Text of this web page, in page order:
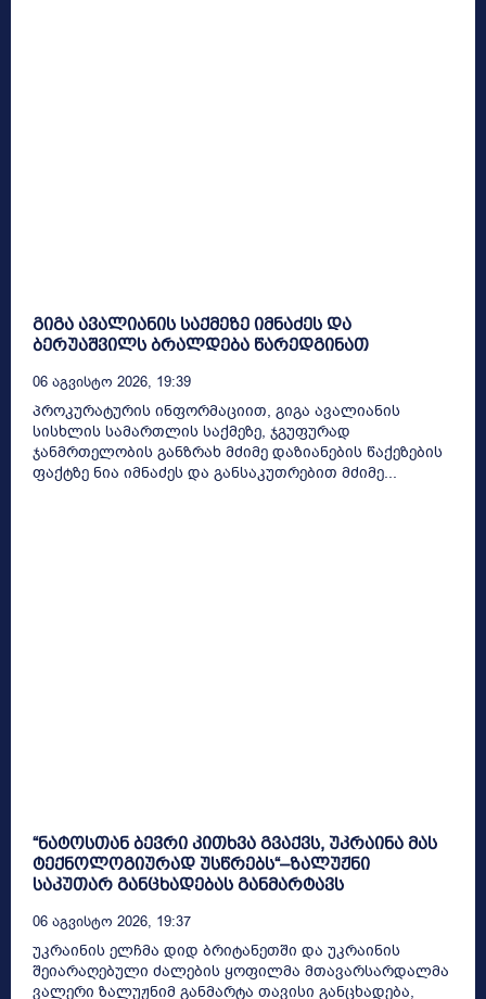
გიგა ავალიანის საქმეზე იმნაძეს და
ბერუაშვილს ბრალდება წარედგინათ
06 Აგვისტო 2026, 19:39
პროკურატურის ინფორმაციით, გიგა ავალიანის
სისხლის სამართლის საქმეზე, ჯგუფურად
ჯანმრთელობის განზრახ მძიმე დაზიანების წაქეზების
ფაქტზე ნია იმნაძეს და განსაკუთრებით მძიმე...
“ნატოსთან ბევრი კითხვა გვაქვს, უკრაინა მას
ტექნოლოგიურად უსწრებს“–ზალუჟნი
საკუთარ განცხადებას განმარტავს
06 Აგვისტო 2026, 19:37
უკრაინის ელჩმა დიდ ბრიტანეთში და უკრაინის
შეიარაღებული ძალების ყოფილმა მთავარსარდალმა
ვალერი ზალუჟნიმ განმარტა თავისი განცხადება,